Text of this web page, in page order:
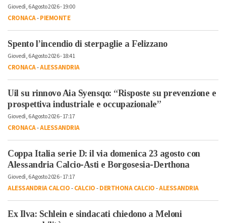
Giovedì, 6 Agosto 2026 - 19:00
CRONACA-PIEMONTE
Spento l’incendio di sterpaglie a Felizzano
Giovedì, 6 Agosto 2026 - 18:41
CRONACA-ALESSANDRIA
Uil su rinnovo Aia Syensqo: “Risposte su prevenzione e
prospettiva industriale e occupazionale”
Giovedì, 6 Agosto 2026 - 17:17
CRONACA-ALESSANDRIA
Coppa Italia serie D: il via domenica 23 agosto con
Alessandria Calcio-Asti e Borgosesia-Derthona
Giovedì, 6 Agosto 2026 - 17:17
ALESSANDRIA CALCIO-CALCIO-DERTHONA CALCIO-ALESSANDRIA
Ex Ilva: Schlein e sindacati chiedono a Meloni